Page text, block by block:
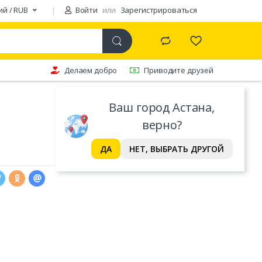
/ RUB Войти или Зарегистрироваться
Ваш город Астана,
верно?
ДА НЕТ, ВЫБРАТЬ ДРУГОЙ
Делаем добро Приводите друзей